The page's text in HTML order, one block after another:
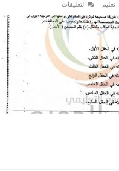
,تعليم التعليقات
تصحيح
الكيمياء
بكالوريا
2019
دورة
ثانية
تكميلية
مغلقة